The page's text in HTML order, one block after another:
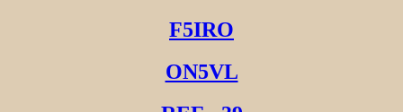
F5IRO
ON5VL